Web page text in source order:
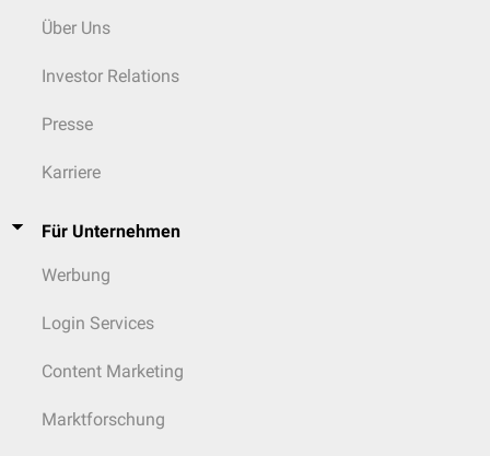
Über Uns
Investor Relations
Presse
Karriere
Für Unternehmen
Werbung
Login Services
Content Marketing
Marktforschung